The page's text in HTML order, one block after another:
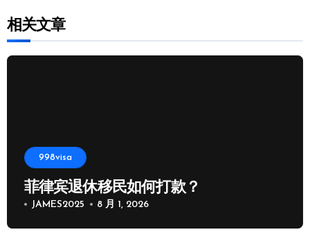
相关文章
998visa
菲律宾退休移民如何打款？
JAMES2025 8 月 1, 2026